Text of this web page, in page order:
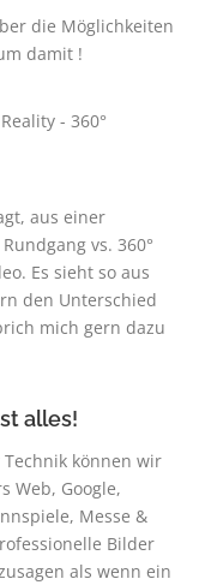
die Möglichkeiten
damit !
aus einer
vs. 360°
Es sieht so aus
den Unterschied
mich gern dazu
alles!
können wir
Web, Google,
Messe &
Bilder
als wenn ein